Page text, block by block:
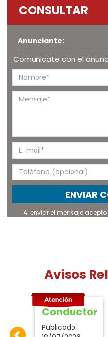
CONSULTAR
Anunciante:
Comunicate con el
ENVIAR
Al enviar el mensaje acepto
Avisos
con experiencia
Conductor
Publicado: